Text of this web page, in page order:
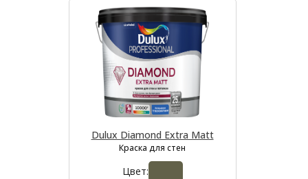
Dulux Diamond Extra Matt
Краска для стен
Цвет: